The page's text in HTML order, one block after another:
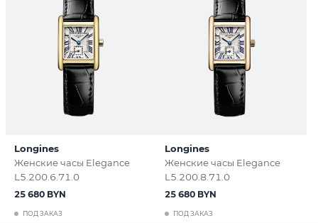
Longines
Женские часы Elegance
L5.200.6.71.0
ПОД ЗАКАЗ
25 680 BYN
Longines
Женские часы Elegance
L5.200.8.71.0
ПОД ЗАКАЗ
25 680 BYN